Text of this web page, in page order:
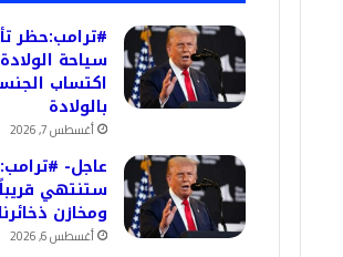
#ترامب:حظر
سياحة
اكتساب
بالولادة
أغسطس 7, 2026
عاجل-
ستنتهي
ومخازن
أغسطس 6, 2026